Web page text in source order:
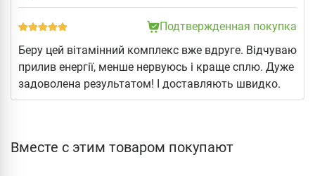
Подтвержденная покупка
Беру цей вітамінний комплекс вже вдруге. Відчуваю
прилив енергії, менше нервуюсь і краще сплю. Дуже
задоволена результатом! І доставляють швидко.
Вместе с этим товаром покупают